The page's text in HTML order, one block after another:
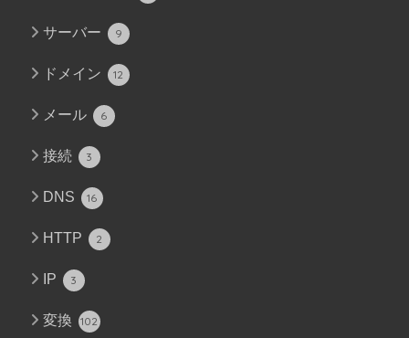
サーバー 9
ドメイン 12
メール 6
接続 3
DNS 16
HTTP 2
IP 3
変換 102